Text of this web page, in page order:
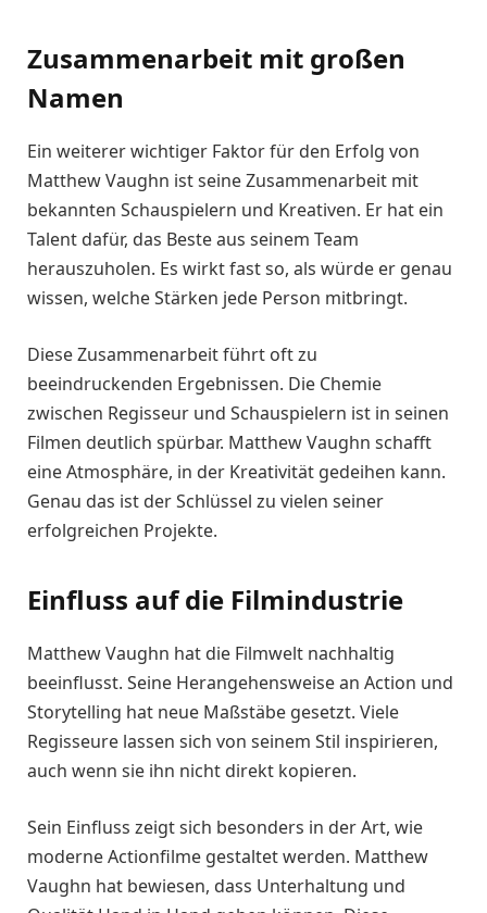
Zusammenarbeit mit großen
Namen
Ein weiterer wichtiger Faktor für den Erfolg von
Matthew Vaughn ist seine Zusammenarbeit mit
bekannten Schauspielern und Kreativen. Er hat ein
Talent dafür, das Beste aus seinem Team
herauszuholen. Es wirkt fast so, als würde er genau
wissen, welche Stärken jede Person mitbringt.
Diese Zusammenarbeit führt oft zu
beeindruckenden Ergebnissen. Die Chemie
zwischen Regisseur und Schauspielern ist in seinen
Filmen deutlich spürbar. Matthew Vaughn schafft
eine Atmosphäre, in der Kreativität gedeihen kann.
Genau das ist der Schlüssel zu vielen seiner
erfolgreichen Projekte.
Einfluss auf die Filmindustrie
Matthew Vaughn hat die Filmwelt nachhaltig
beeinflusst. Seine Herangehensweise an Action und
Storytelling hat neue Maßstäbe gesetzt. Viele
Regisseure lassen sich von seinem Stil inspirieren,
auch wenn sie ihn nicht direkt kopieren.
Sein Einfluss zeigt sich besonders in der Art, wie
moderne Actionfilme gestaltet werden. Matthew
Vaughn hat bewiesen, dass Unterhaltung und